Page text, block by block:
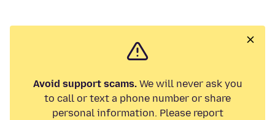
Avoid support scams.We will never ask you
to call or text a phone number or share
personal information. Please report